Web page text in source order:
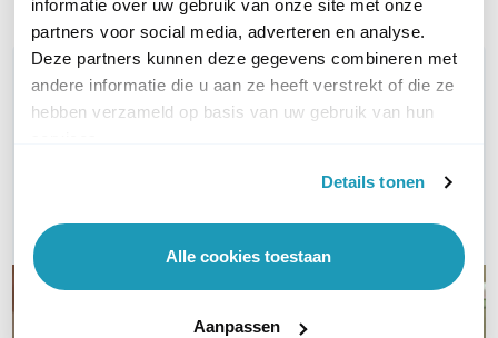
informatie over uw gebruik van onze site met onze
partners voor social media, adverteren en analyse.
Deze partners kunnen deze gegevens combineren met
andere informatie die u aan ze heeft verstrekt of die ze
hebben verzameld op basis van uw gebruik van hun
Details tonen
Alle cookies toestaan
Aanpassen
WIL JIJ ADVIES OP MAAT?
Vraag het onze experts!